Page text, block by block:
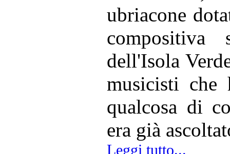
ubriacone
dell'Isola
musicisti che
qualcosa di
era già
Leggi tutto...